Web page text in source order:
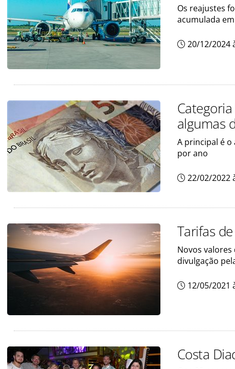
Os reajustes
acumulada
20/12/2024
algumas
A principal é
por ano
22/02/2022
Tarifas
Novos
divulgação
12/05/2021
Costa